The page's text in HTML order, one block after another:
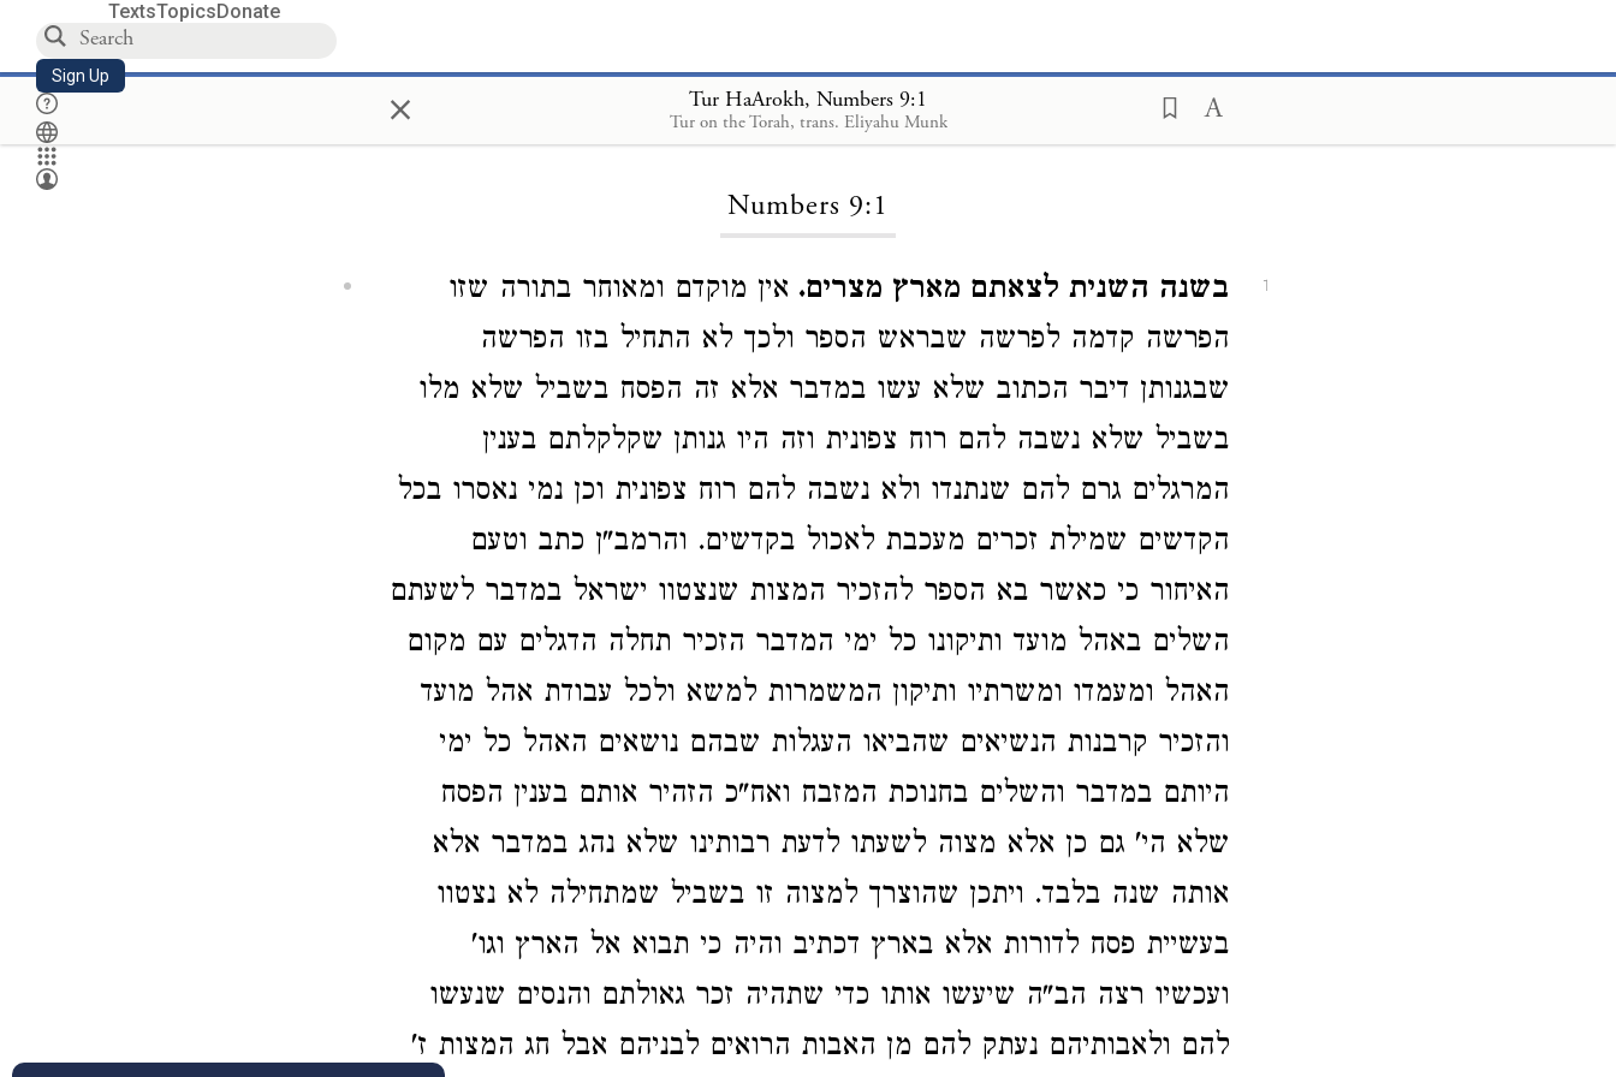
TextsTopicsDonate
Sign Up × Tur HaArokh, Numbers 9:1
Tur on the Torah, trans. Eliyahu Munk
Loading...
Numbers 9:1
1 בשנה השנית לצאתם מארץ מצרים. אין מוקדם ומאוחר בתורה שזו
הפרשה קדמה לפרשה שבראש הספר ולכך לא התחיל בזו הפרשה
שבגנותן דיבר הכתוב שלא עשו במדבר אלא זה הפסח בשביל שלא מלו
בשביל שלא נשבה להם רוח צפונית וזה היו גנותן שקלקלתם בענין
המרגלים גרם להם שנתנדו ולא נשבה להם רוח צפונית וכן נמי נאסרו בכל
הקדשים שמילת זכרים מעכבת לאכול בקדשים. והרמב"ן כתב וטעם
האיחור כי כאשר בא הספר להזכיר המצות שנצטוו ישראל במדבר לשעתם
השלים באהל מועד ותיקונו כל ימי המדבר הזכיר תחלה הדגלים עם מקום
האהל ומעמדו ומשרתיו ותיקון המשמרות למשא ולכל עבודת אהל מועד
והזכיר קרבנות הנשיאים שהביאו העגלות שבהם נושאים האהל כל ימי
היותם במדבר והשלים בחנוכת המזבח ואח"כ הזהיר אותם בענין הפסח
שלא הי' גם כן אלא מצוה לשעתו לדעת רבותינו שלא נהג במדבר אלא
אותה שנה בלבד. ויתכן שהוצרך למצוה זו בשביל שמתחילה לא נצטוו
בעשיית פסח לדורות אלא בארץ דכתיב והיה כי תבוא אל הארץ וגו'
ועכשיו רצה הב"ה שיעשו אותו כדי שתהיה זכר גאולתם והנסים שנעשו
להם ולאבותיהם נעתק להם מן האבות הרואים לבניהם אבל חג המצות ז'